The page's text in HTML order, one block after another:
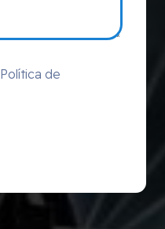
Política de